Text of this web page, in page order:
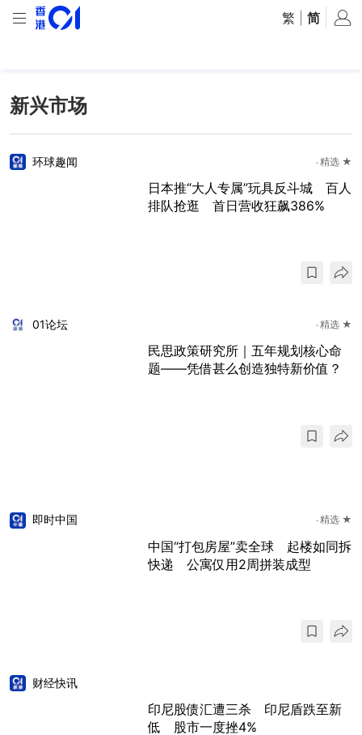
繁 简
新兴市场
环球趣闻 精选 ★
日本推“大人专属”玩具反斗城 百人
排队抢逛 首日营收狂飙386%
01论坛 精选 ★
民思政策研究所｜五年规划核心命
题——凭借甚么创造独特新价值？
即时中国 精选 ★
中国“打包房屋”卖全球 起楼如同拆
快递 公寓仅用2周拼装成型
财经快讯
印尼股债汇遭三杀 印尼盾跌至新
低 股市一度挫4%